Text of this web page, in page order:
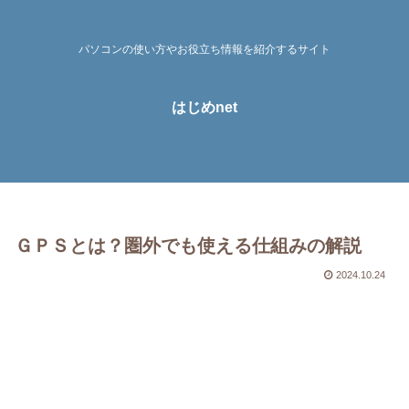
パソコンの使い方やお役立ち情報を紹介するサイト
はじめnet
ＧＰＳとは？圏外でも使える仕組みの解説
2024.10.24